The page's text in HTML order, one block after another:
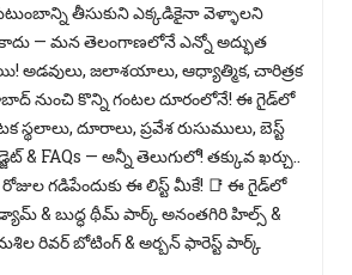
తీసుకుని ఎక్కడికైనా వెళ్ళాలని
— మన తెలంగాణలోనే ఎన్నో అద్భుత
అడవులు, జలాశయాలు, ఆధ్యాత్మిక, చారిత్రక
నుంచి కొన్ని గంటల దూరంలోనే! ఈ గైడ్‌లో
స్థలాలు, దూరాలు, ప్రవేశ రుసుములు, బెస్ట్
& FAQs — అన్నీ తెలుగులో! తక్కువ ఖర్చు..
గడిపేందుకు ఈ లిస్ట్ మీకే! 📑 ఈ గైడ్‌లో
& బుద్ధ థీమ్ పార్క్ అనంతగిరి హిల్స్ &
రివర్ బోటింగ్ & అర్బన్ ఫారెస్ట్ పార్క్